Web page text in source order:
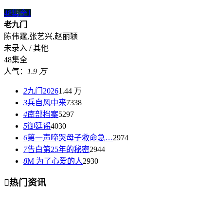
48集全1
老九门
陈伟霆,张艺兴,赵丽颖
未录入 / 其他
48集全
人气：
1.9 万
2九门20261.44 万
3兵自风中来7338
4南部档案5297
5御廷谣4030
6第一声啼哭母子救命急…2974
7告白第25年的秘密2944
8M 为了心爱的人2930
热门资讯